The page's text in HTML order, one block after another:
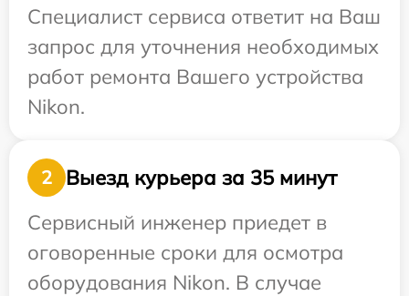
Специалист сервиса ответит на Ваш
запрос для уточнения необходимых
работ ремонта Вашего устройства
Nikon.
2
Выезд курьера за 35 минут
Сервисный инженер приедет в
оговоренные сроки для осмотра
оборудования Nikon. В случае